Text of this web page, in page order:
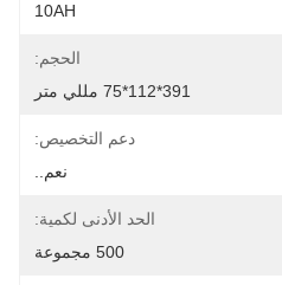
10AH
الحجم:
391*112*75 مللي متر
دعم التخصيص:
نعم..
الحد الأدنى لكمية:
500 مجموعة